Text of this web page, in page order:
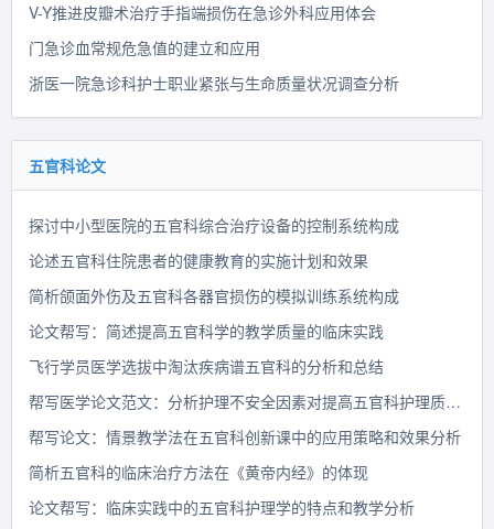
V-Y推进皮瓣术治疗手指端损伤在急诊外科应用体会
门急诊血常规危急值的建立和应用
浙医一院急诊科护士职业紧张与生命质量状况调查分析
五官科论文
探讨中小型医院的五官科综合治疗设备的控制系统构成
论述五官科住院患者的健康教育的实施计划和效果
简析颌面外伤及五官科各器官损伤的模拟训练系统构成
论文帮写：简述提高五官科学的教学质量的临床实践
飞行学员医学选拔中淘汰疾病谱五官科的分析和总结
帮写医学论文范文：分析护理不安全因素对提高五官科护理质量的影响
帮写论文：情景教学法在五官科创新课中的应用策略和效果分析
简析五官科的临床治疗方法在《黄帝内经》的体现
论文帮写：临床实践中的五官科护理学的特点和教学分析